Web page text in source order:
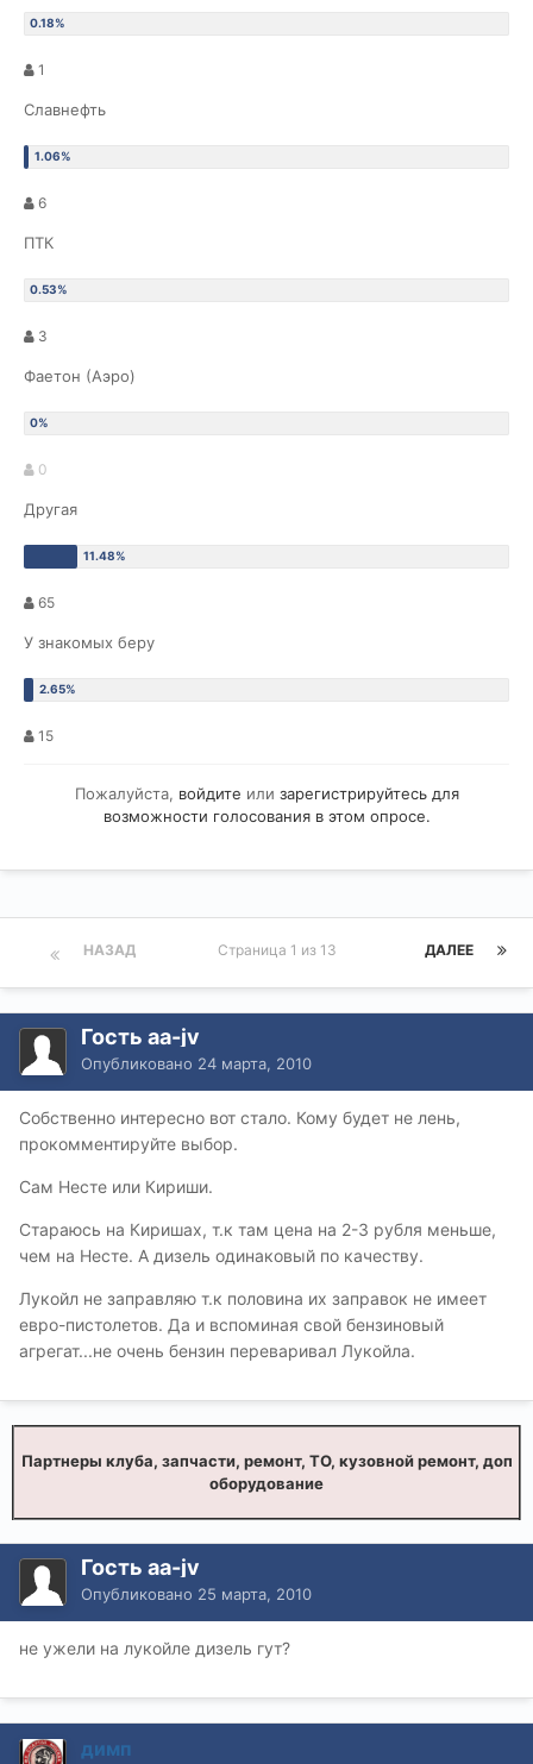
1
Славнефть
6
ПТК
3
Фаетон (Аэро)
0
Другая
65
У знакомых беру
15
Пожалуйста, войдите или зарегистрируйтесьдля
возможности голосования в этом опросе.
НАЗАД ДАЛЕЕ
Страница 1 из 13
Гость aa-jv
Опубликовано 24 марта, 2010
Собственно интересно вот стало. Кому будет не лень,
прокомментируйте выбор.
Сам Несте или Кириши.
Стараюсь на Киришах, т.к там цена на 2-3 рубля меньше,
чем на Несте. А дизель одинаковый по качеству.
Лукойл не заправляю т.к половина их заправок не имеет
евро-пистолетов. Да и вспоминая свой бензиновый
агрегат...не очень бензин переваривал Лукойла.
Партнеры клуба, запчасти, ремонт, ТО, кузовной ремонт, доп
оборудование
Гость aa-jv
Опубликовано 25 марта, 2010
не ужели на лукойле дизель гут?
димп